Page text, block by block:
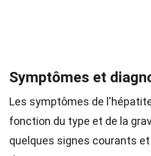
Symptômes et
Les symptômes de
fonction du type et de la
quelques signes courants